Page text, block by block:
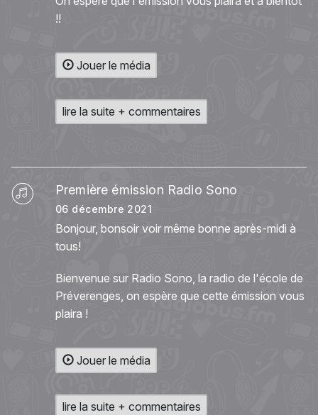
!!
Jouer le média
lire la suite + commentaires
Première émission Radio Sono
06 décembre 2021
Bonjour, bonsoir voir même bonne après-midi à
tous!
Bienvenue sur Radio Sono, la radio de l'école de
Préverenges, on espère que cette émission vous
plaira !
Jouer le média
lire la suite + commentaires